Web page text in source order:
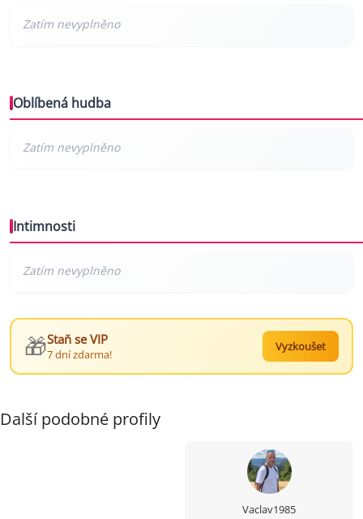
Oblíbená hudba
Intimnosti
🎁Staň se VIP
7 dní zdarma!
Vyzkoušet
Další podobné profily
Vaclav1985